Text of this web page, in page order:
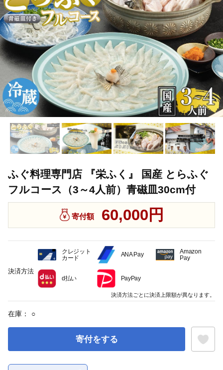
ふぐ料理専門店 『栄ふく』 国産 とらふぐ
フルコース（3～4人前）青磁皿30cm付
寄付額 60,000円
在庫： ○
寄付をする
決済方法
クレジット
カード
ANA Pay
Amazon
Pay
d払い PayPay
決済方法ごとに決済上限額が異なります。